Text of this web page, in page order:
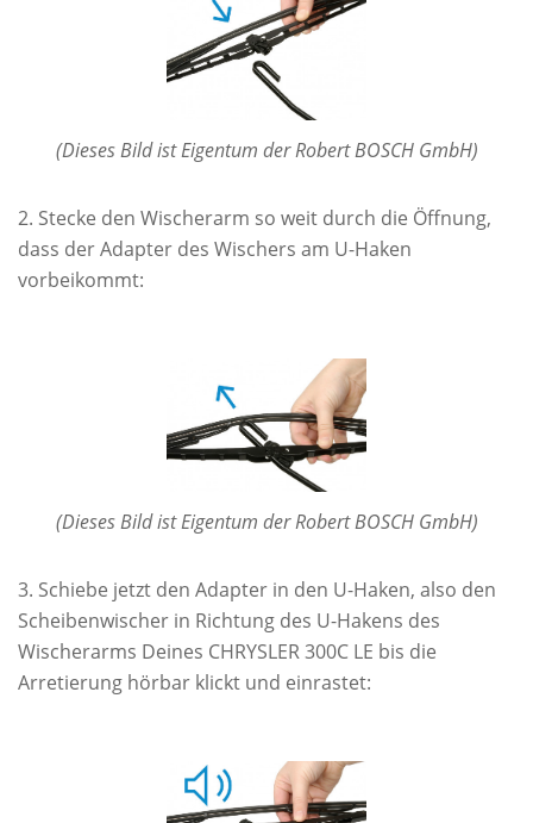
(Dieses Bild ist Eigentum der Robert BOSCH GmbH)
Stecke den Wischerarm so weit durch die Öffnung,
dass der Adapter des Wischers am U-Haken
vorbeikommt:
(Dieses Bild ist Eigentum der Robert BOSCH GmbH)
Schiebe jetzt den Adapter in den U-Haken, also den
Scheibenwischer in Richtung des U-Hakens des
Wischerarms Deines CHRYSLER 300C LE bis die
Arretierung hörbar klickt und einrastet: